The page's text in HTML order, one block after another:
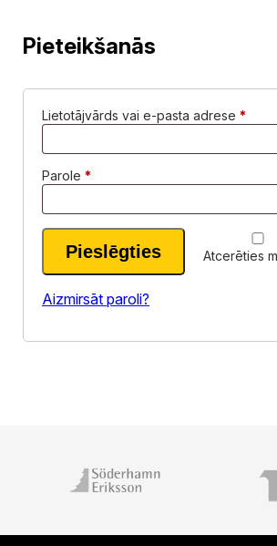
Pieteikšanās
Lietotājvārds vai e-pasta adrese *
Parole *
Alternative:
Atcerēties
Pieslēgties
Aizmirsāt paroli?